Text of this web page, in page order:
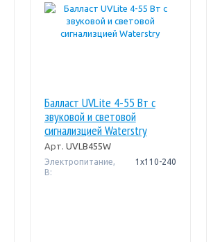
Балласт UVLite 4-55 Вт с
звуковой и световой
сигнализцией Waterstry
Арт. UVLB455W
Электропитание,
В:
1x110-240